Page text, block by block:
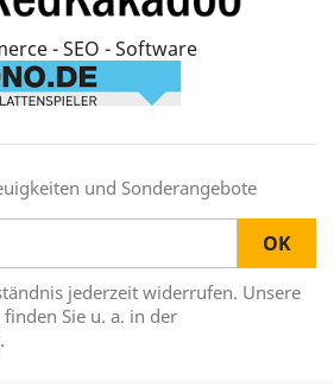
- SEO - Software
und Sonderangebote
jederzeit widerrufen. Unsere
Sie u. a. in der